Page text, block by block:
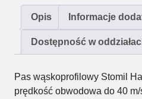
Opis Informacje
Dostępność w
Pas wąskoprofilowy Stomil
prędkość obwodowa do 40